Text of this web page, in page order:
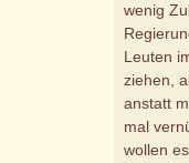
wenig
Leuten
ziehen,
anstatt
mal
wollen